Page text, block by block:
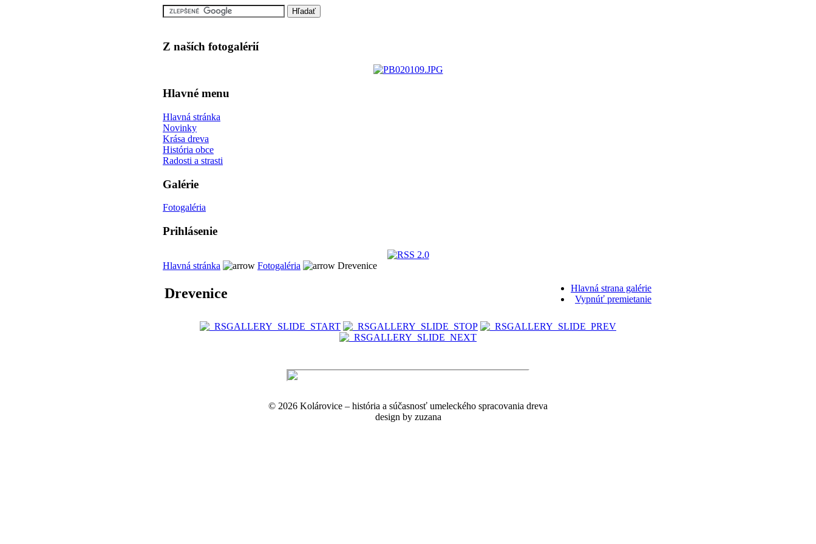
Z naších fotogalérií
Hlavné menu
Hlavná stránka
Novinky
Krása dreva
História obce
Radosti a strasti
Galérie
Fotogaléria
Prihlásenie
Hlavná stránka Fotogaléria Drevenice
Hlavná strana galérie
Vypnúť premietanie
Drevenice
© 2026 Kolárovice – história a súčasnosť umeleckého spracovania dreva
design by zuzana